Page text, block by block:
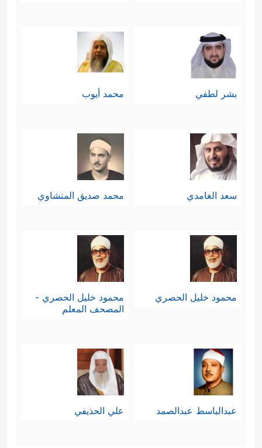
بشر لطفي محمد أيوب
سعد الغامدي محمد صديق المنشاوي
محمود خليل الحصري
محمود خليل الحصري -
المصحف المعلم
عبدالباسط عبدالصمد علي الحذيفي